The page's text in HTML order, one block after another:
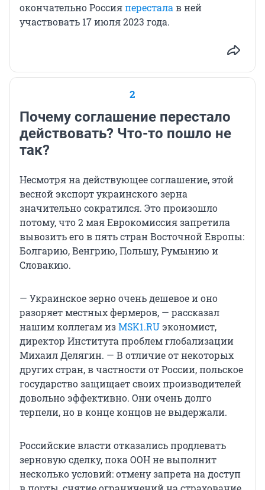
окончательно Россияперестала в ней
участвовать 17 июля 2023 года.
2
Почему соглашение перестало
действовать? Что-то пошло не
так?
Несмотря на действующее соглашение, этой
весной экспорт украинского зерна
значительно сократился. Это произошло
потому, что 2 мая Еврокомиссия запретила
вывозить его в пять стран Восточной Европы:
Болгарию, Венгрию, Польшу, Румынию и
Словакию.
— Украинское зерно очень дешевое и оно
разоряет местных фермеров, — рассказал
нашим коллегам изMSK1.RUэкономист,
директор Института проблем глобализации
Михаил Делягин. — В отличие от некоторых
других стран, в частности от России, польское
государство защищает своих производителей
довольно эффективно. Они очень долго
терпели, но в конце концов не выдержали.
Российские власти отказались продлевать
зерновую сделку, пока ООН не выполнит
несколько условий: отмену запрета на доступ